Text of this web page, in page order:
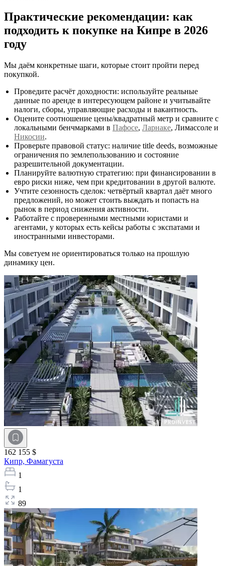
Практические рекомендации: как
подходить к покупке на Кипре в 2026
году
Мы даём конкретные шаги, которые стоит пройти перед
покупкой.
Проведите расчёт доходности: используйте реальные
данные по аренде в интересующем районе и учитывайте
налоги, сборы, управляющие расходы и вакантность.
Оцените соотношение цены/квадратный метр и сравните с
локальными бенчмарками в Пафосе, Ларнаке, Лимассоле и
Никосии.
Проверьте правовой статус: наличие title deeds, возможные
ограничения по землепользованию и состояние
разрешительной документации.
Планируйте валютную стратегию: при финансировании в
евро риски ниже, чем при кредитовании в другой валюте.
Учтите сезонность сделок: четвёртый квартал даёт много
предложений, но может стоить выждать и попасть на
рынок в период снижения активности.
Работайте с проверенными местными юристами и
агентами, у которых есть кейсы работы с экспатами и
иностранными инвесторами.
Мы советуем не ориентироваться только на прошлую
динамику цен.
162 155 $
Кипр, Фамагуста
1
1
89